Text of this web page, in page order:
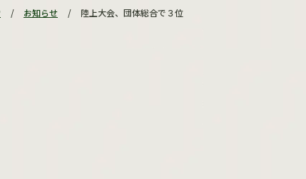
/ お知らせ / 陸上大会、団体総合で３位